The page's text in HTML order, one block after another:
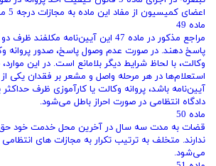
اعضای کمیسیون از مفاد این ماده به مجازات درجه 5 محکوم خواهد شد.
ماده 49
مراجع مذکور در ماده 47 این آیین‌نامه
پاسخ دهند. در صورت عدم وصول پاسخ، صدور پروانه
وکالت، با لحاظ شرایط دیگر بلامانع است. در این
استعلام‌ها در هر مرحله واصل و مشعر بر فقدان یکی
آیین‌نامه باشد، پروانه وکالت یا کارآموزی ظرف
دادگاه انتظامی در صورت احراز باطل می‌شود.
ماده 50
قضات به مدت سه سال در آخرین محل خدمت خود حق
می‌شود.